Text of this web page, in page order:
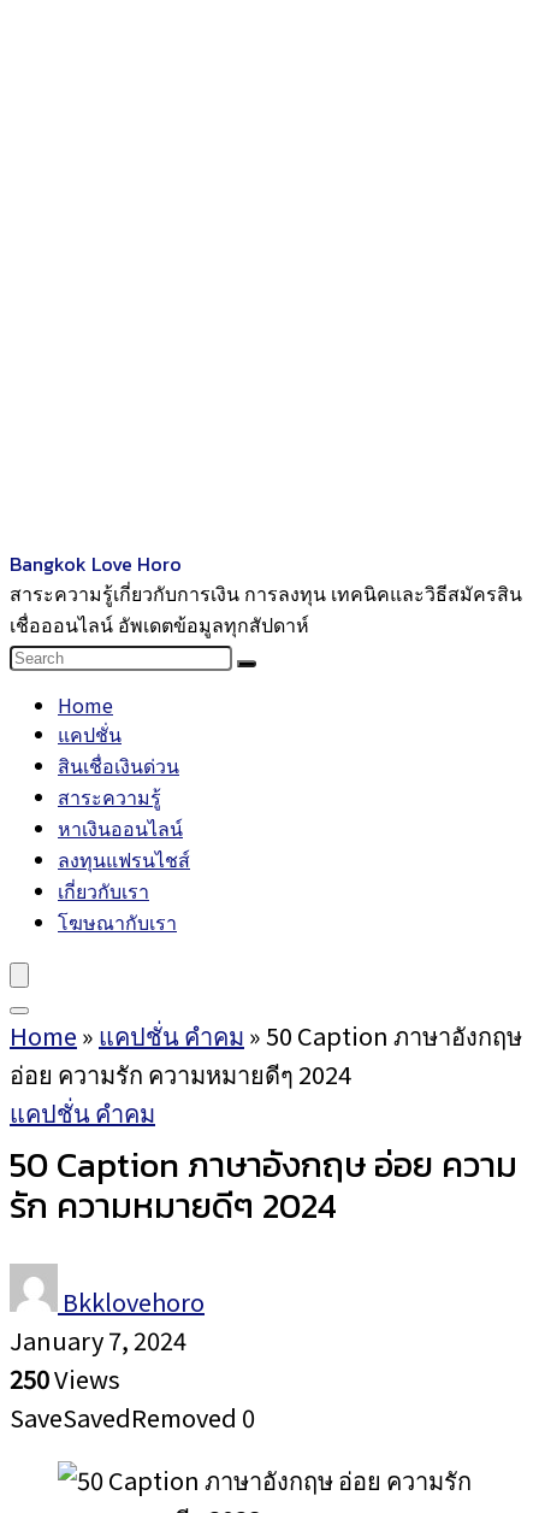
Bangkok Love Horo
สาระความรู้เกี่ยวกับการเงิน การลงทุน เทคนิคและวิธีสมัครสิน
เชื่อออนไลน์ อัพเดตข้อมูลทุกสัปดาห์
Home
แคปชั่น
สินเชื่อเงินด่วน
สาระความรู้
หาเงินออนไลน์
ลงทุนแฟรนไชส์
เกี่ยวกับเรา
โฆษณากับเรา
Home » แคปชั่น คำคม »50 Caption ภาษาอังกฤษ
อ่อย ความรัก ความหมายดีๆ 2024
แคปชั่น คำคม
50 Caption ภาษาอังกฤษ อ่อย ความ
รัก ความหมายดีๆ 2024
Bkklovehoro
January 7, 2024
250Views
SaveSavedRemoved 0